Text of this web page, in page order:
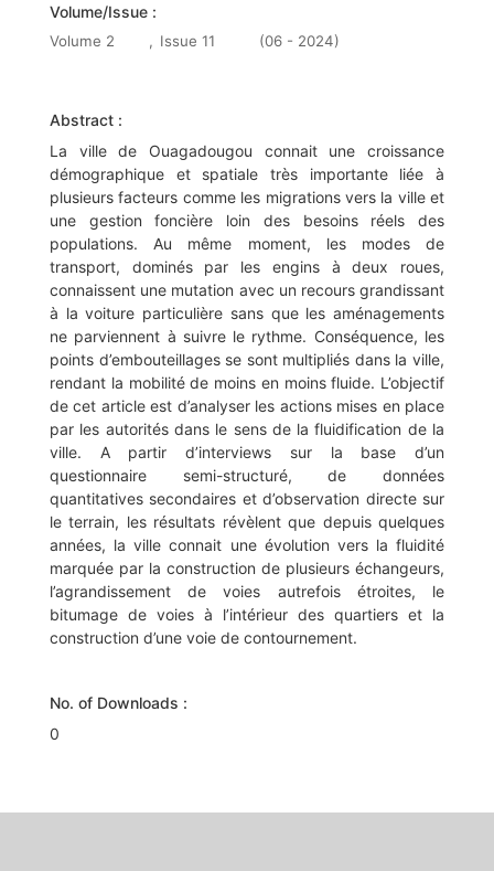
Volume/Issue :
Volume 2 , Issue 11 (06 - 2024)
Abstract :
La ville de Ouagadougou connait une croissance
démographique et spatiale très importante liée à
plusieurs facteurs comme les migrations vers la ville et
une gestion foncière loin des besoins réels des
populations. Au même moment, les modes de
transport, dominés par les engins à deux roues,
connaissent une mutation avec un recours grandissant
à la voiture particulière sans que les aménagements
ne parviennent à suivre le rythme. Conséquence, les
points d’embouteillages se sont multipliés dans la ville,
rendant la mobilité de moins en moins fluide. L’objectif
de cet article est d’analyser les actions mises en place
par les autorités dans le sens de la fluidification de la
ville. A partir d’interviews sur la base d’un
questionnaire semi-structuré, de données
quantitatives secondaires et d’observation directe sur
le terrain, les résultats révèlent que depuis quelques
années, la ville connait une évolution vers la fluidité
marquée par la construction de plusieurs échangeurs,
l’agrandissement de voies autrefois étroites, le
bitumage de voies à l’intérieur des quartiers et la
construction d’une voie de contournement.
No. of Downloads :
0